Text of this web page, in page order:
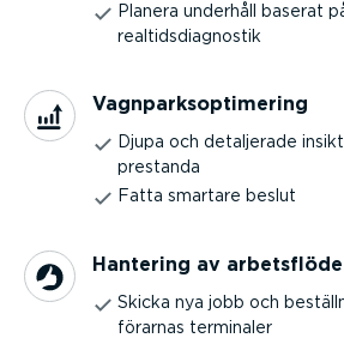
Planera underhåll baserat
realtids­di­a­gnostik
Vagnparksop­ti­mering
Djupa och detaljerade
prestanda
Fatta smartare beslut
Hantering av
Skicka nya jobb och
förarnas terminaler